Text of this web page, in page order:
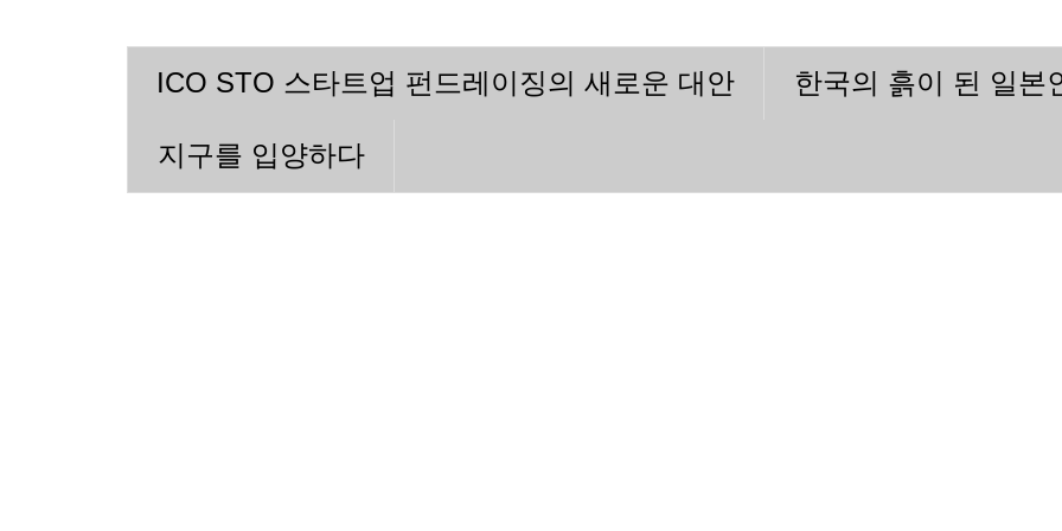
ICO STO 스타트업 펀드레이징의 새로운 대안 한국의 흙이 된 일본
지구를 입양하다